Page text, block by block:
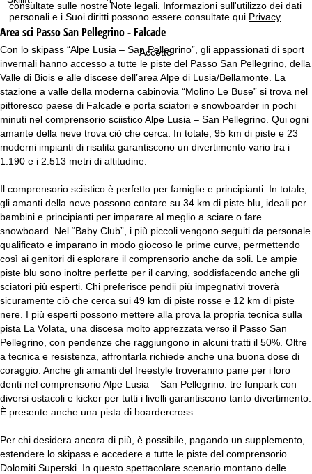
consultate sulle nostreNote legali . Informazioni sull'utilizzo dei dati
personali e i Suoi diritti possono essere consultate qui Privacy
Accetto
Area sci Passo San Pellegrino - Falcade
Con lo skipass “Alpe Lusia – San Pellegrino”, gli appassionati di sport
invernali hanno accesso a tutte le piste del Passo San Pellegrino, della
Valle di Biois e alle discese dell’area Alpe di Lusia/Bellamonte. La
stazione a valle della moderna cabinovia “Molino Le Buse” si trova nel
pittoresco paese di Falcade e porta sciatori e snowboarder in pochi
minuti nel comprensorio sciistico Alpe Lusia – San Pellegrino. Qui ogni
amante della neve trova ciò che cerca. In totale, 95 km di piste e 23
moderni impianti di risalita garantiscono un divertimento vario tra i
1.190 e i 2.513 metri di altitudine.
Il comprensorio sciistico è perfetto per famiglie e principianti. In totale,
gli amanti della neve possono contare su 34 km di piste blu, ideali per
bambini e principianti per imparare al meglio a sciare o fare
snowboard. Nel “Baby Club”, i più piccoli vengono seguiti da personale
qualificato e imparano in modo giocoso le prime curve, permettendo
così ai genitori di esplorare il comprensorio anche da soli. Le ampie
piste blu sono inoltre perfette per il carving, soddisfacendo anche gli
sciatori più esperti. Chi preferisce pendii più impegnativi troverà
sicuramente ciò che cerca sui 49 km di piste rosse e 12 km di piste
nere. I più esperti possono mettere alla prova la propria tecnica sulla
pista La Volata, una discesa molto apprezzata verso il Passo San
Pellegrino, con pendenze che raggiungono in alcuni tratti il 50%. Oltre
a tecnica e resistenza, affrontarla richiede anche una buona dose di
coraggio. Anche gli amanti del freestyle troveranno pane per i loro
denti nel comprensorio Alpe Lusia – San Pellegrino: tre funpark con
diversi ostacoli e kicker per tutti i livelli garantiscono tanto divertimento.
È presente anche una pista di boardercross.
Per chi desidera ancora di più, è possibile, pagando un supplemento,
estendere lo skipass e accedere a tutte le piste del comprensorio
Dolomiti Superski. In questo spettacolare scenario montano delle